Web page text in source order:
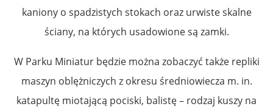
kaniony o spadzistych stokach oraz urwiste skalne
ściany, na których usadowione są zamki.
W Parku Miniatur będzie można zobaczyć także repliki
maszyn oblężniczych z okresu średniowiecza m. in.
katapultę miotającą pociski, balistę – rodzaj kuszy na